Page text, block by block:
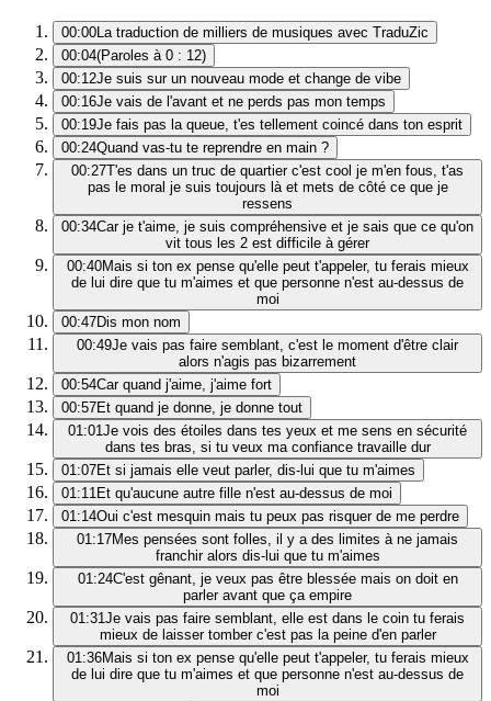
00:00La traduction de milliers de musiques avec TraduZic
00:04(Paroles à 0 : 12)
00:12Je suis sur un nouveau mode et change de vibe
00:16Je vais de l'avant et ne perds pas mon temps
00:19Je fais pas la queue, t'es tellement coincé dans ton esprit
00:24Quand vas-tu te reprendre en main ?
00:27T'es dans un truc de quartier c'est cool je m'en fous, t'as
pas le moral je suis toujours là et mets de côté ce que je
ressens
00:34Car je t'aime, je suis compréhensive et je sais que ce qu'on
vit tous les 2 est difficile à gérer
00:40Mais si ton ex pense qu'elle peut t'appeler, tu ferais mieux
de lui dire que tu m'aimes et que personne n'est au-dessus de
moi
00:47Dis mon nom
00:49Je vais pas faire semblant, c'est le moment d'être clair
alors n'agis pas bizarrement
00:54Car quand j'aime, j'aime fort
00:57Et quand je donne, je donne tout
01:01Je vois des étoiles dans tes yeux et me sens en sécurité
dans tes bras, si tu veux ma confiance travaille dur
01:07Et si jamais elle veut parler, dis-lui que tu m'aimes
01:11Et qu'aucune autre fille n'est au-dessus de moi
01:14Oui c'est mesquin mais tu peux pas risquer de me perdre
01:17Mes pensées sont folles, il y a des limites à ne jamais
franchir alors dis-lui que tu m'aimes
01:24C'est gênant, je veux pas être blessée mais on doit en
parler avant que ça empire
01:31Je vais pas faire semblant, elle est dans le coin tu ferais
mieux de laisser tomber c'est pas la peine d'en parler
01:36Mais si ton ex pense qu'elle peut t'appeler, tu ferais mieux
de lui dire que tu m'aimes et que personne n'est au-dessus de
moi